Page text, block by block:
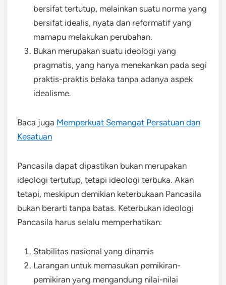
bersifat tertutup, melainkan suatu norma yang
bersifat idealis, nyata dan reformatif yang
mamapu melakukan perubahan.
Bukan merupakan suatu ideologi yang
pragmatis, yang hanya menekankan pada segi
praktis-praktis belaka tanpa adanya aspek
idealisme.
Baca juga Memperkuat Semangat Persatuan dan
Kesatuan
Pancasila dapat dipastikan bukan merupakan
ideologi tertutup, tetapi ideologi terbuka. Akan
tetapi, meskipun demikian keterbukaan Pancasila
bukan berarti tanpa batas. Keterbukan ideologi
Pancasila harus selalu memperhatikan:
Stabilitas nasional yang dinamis
Larangan untuk memasukan pemikiran-
pemikiran yang mengandung nilai-nilai